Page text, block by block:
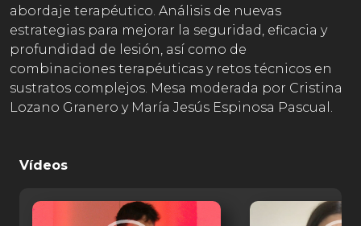
abordaje terapéutico. Análisis de nuevas
estrategias para mejorar la seguridad, eficacia y
profundidad de lesión, así como de
combinaciones terapéuticas y retos técnicos en
sustratos complejos. Mesa moderada por Cristina
Lozano Granero y María Jesús Espinosa Pascual.
Vídeos